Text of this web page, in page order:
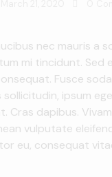
nec mauris a
mi tincidunt. Sed
Fusce
sollicitudin, ipsum
Cras dapibus.
vulputate
eu, consequat